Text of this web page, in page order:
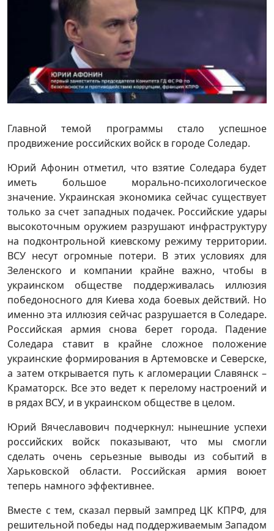
Главной темой программы стало успешное
продвижение российских войск в городе Соледар.
Юрий Афонин отметил, что взятие Соледара будет
иметь большое морально-психологическое
значение. Украинская экономика сейчас существует
только за счет западных подачек. Российские удары
высокоточным оружием разрушают инфраструктуру
на подконтрольной киевскому режиму территории.
ВСУ несут огромные потери. В этих условиях для
Зеленского и компании крайне важно, чтобы в
украинском обществе поддерживалась иллюзия
победоносного для Киева хода боевых действий. Но
именно эта иллюзия сейчас разрушается в Соледаре.
Российская армия снова берет города. Падение
Соледара ставит в крайне сложное положение
украинские формирования в Артемовске и Северске,
а затем открывается путь к агломерации Славянск –
Краматорск. Все это ведет к перелому настроений и
в рядах ВСУ, и в украинском обществе в целом.
Юрий Вячеславович подчеркнул: нынешние успехи
российских войск показывают, что мы смогли
сделать очень серьезные выводы из событий в
Харьковской области. Российская армия воюет
теперь намного эффективнее.
Вместе с тем, сказал первый зампред ЦК КПРФ, для
решительной победы над поддерживаемым Западом